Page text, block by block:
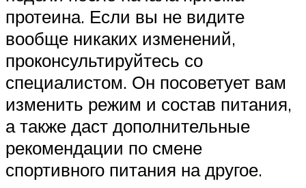
протеина. Если вы не видите
вообще никаких изменений,
проконсультируйтесь со
специалистом. Он посоветует вам
изменить режим и состав питания,
а также даст дополнительные
рекомендации по смене
спортивного питания на другое.